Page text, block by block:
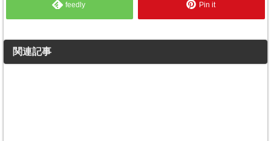
feedly Pin it
関連記事